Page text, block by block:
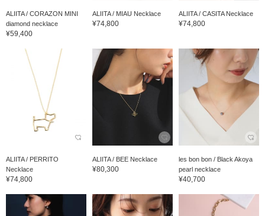
ALIITA / CORAZON MINI
diamond necklace
¥59,400
ALIITA / MIAU Necklace
¥74,800
ALIITA / CASITA Necklace
¥74,800
ALIITA / PERRITO
Necklace
¥74,800
ALIITA / BEE Necklace
¥80,300
les bon bon / Black Akoya
pearl necklace
¥40,700